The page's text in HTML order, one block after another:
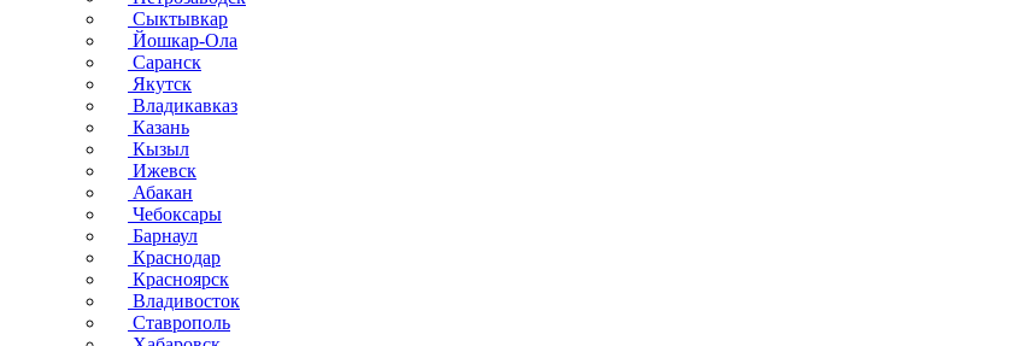
Сыктывкар
Йошкар-Ола
Саранск
Якутск
Владикавказ
Казань
Кызыл
Ижевск
Абакан
Чебоксары
Барнаул
Краснодар
Красноярск
Владивосток
Ставрополь